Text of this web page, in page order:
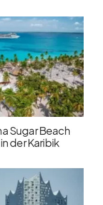
Sugar Beach
der Karibik